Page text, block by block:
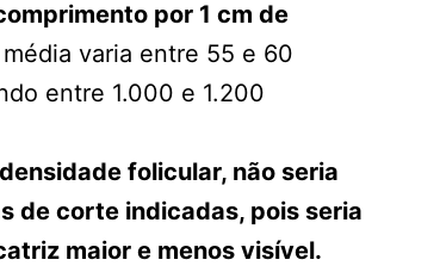
por 1 cm de
varia entre 55 e 60
entre 1.000 e 1.200
folicular, não seria
de corte indicadas, pois seria
maior e menos visível.